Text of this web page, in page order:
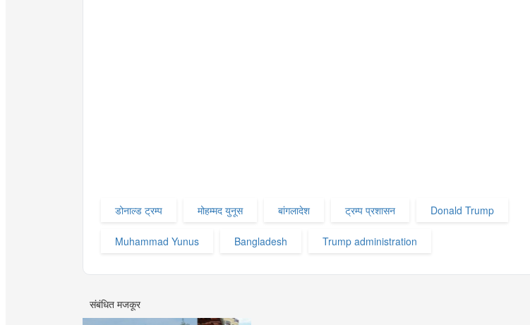
डोनाल्ड ट्रम्प मोहम्मद युनूस बांगलादेश ट्रम्प प्रशासन Donald Trump
Muhammad Yunus Bangladesh Trump administration
संबंधित मजकूर